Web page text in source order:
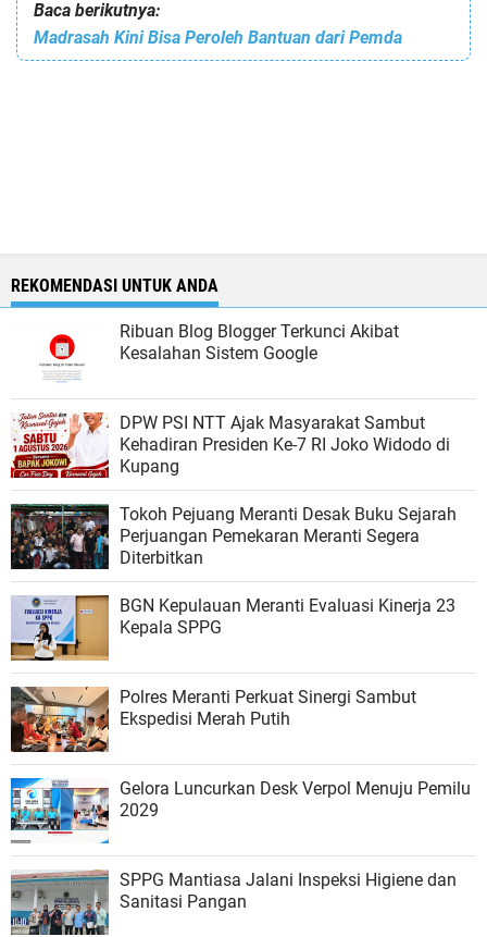
Baca berikutnya:
Madrasah Kini Bisa Peroleh Bantuan dari Pemda
REKOMENDASI UNTUK ANDA
Ribuan Blog Blogger Terkunci Akibat
Kesalahan Sistem Google
DPW PSI NTT Ajak Masyarakat Sambut
Kehadiran Presiden Ke-7 RI Joko Widodo di
Kupang
Tokoh Pejuang Meranti Desak Buku Sejarah
Perjuangan Pemekaran Meranti Segera
Diterbitkan
BGN Kepulauan Meranti Evaluasi Kinerja 23
Kepala SPPG
Polres Meranti Perkuat Sinergi Sambut
Ekspedisi Merah Putih
Gelora Luncurkan Desk Verpol Menuju Pemilu
2029
SPPG Mantiasa Jalani Inspeksi Higiene dan
Sanitasi Pangan